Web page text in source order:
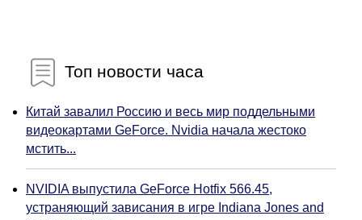
Топ новости часа
Китай завалил Россию и весь мир поддельными
видеокартами GeForce. Nvidia начала жестоко
мстить...
NVIDIA выпустила GeForce Hotfix 566.45,
устраняющий зависания в игре Indiana Jones and